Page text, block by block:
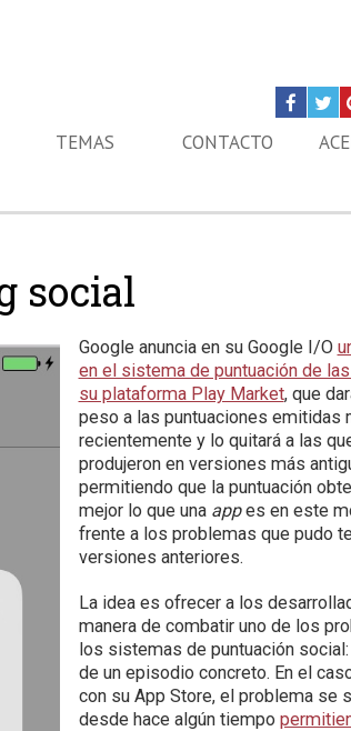
TEMAS CONTACTO
social
Google anuncia en su Google I/O
en el sistema de puntuación de las
su plataforma Play Market, que
peso a las puntuaciones emitidas
recientemente y lo quitará a las
produjeron en versiones más
permitiendo que la puntuación
mejor lo que una appes en este
frente a los problemas que pudo
versiones anteriores.
La idea es ofrecer a los
manera de combatir uno de los
los sistemas de puntuación
de un episodio concreto. En el
con su App Store, el problema se
desde hace algún tiempo